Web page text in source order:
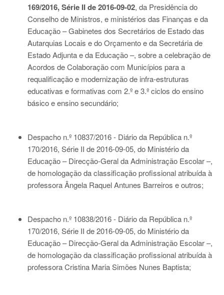
169/2016, Série II de 2016-09-02, da Presidência do
Conselho de Ministros, e ministérios das Finanças e da
Educação – Gabinetes dos Secretários de Estado das
Autarquias Locais e do Orçamento e da Secretária de
Estado Adjunta e da Educação –, sobre a celebração de
Acordos de Colaboração com Municípios para a
requalificação e modernização de infra-estruturas
educativas e formativas com 2.º e 3.º ciclos do ensino
básico e ensino secundário;
Despacho n.º 10837/2016 - Diário da República n.º
170/2016, Série II de 2016-09-05, do Ministério da
Educação – Direcção-Geral da Administração Escolar –,
de homologação da classificação profissional atribuída à
professora Ângela Raquel Antunes Barreiros e outros;
Despacho n.º 10838/2016 - Diário da República n.º
170/2016, Série II de 2016-09-05, do Ministério da
Educação – Direcção-Geral da Administração Escolar –,
de homologação da classificação profissional atribuída à
professora Cristina Maria Simões Nunes Baptista;